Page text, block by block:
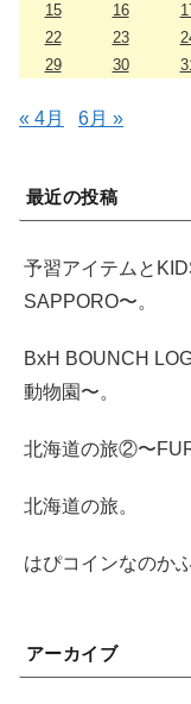
15
16
22
23
29
30
« 4月 6月 »
最近の投稿
予習アイテムと
SAPPORO〜。
BxH BOUNCH
動物園〜。
北海道の旅②〜
北海道の旅。
はぴコインなのか
アーカイブ